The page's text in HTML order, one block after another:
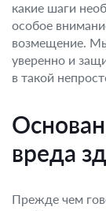
какие шаги
особое
возмещение.
уверенно и
в такой
вреда
Прежде чем